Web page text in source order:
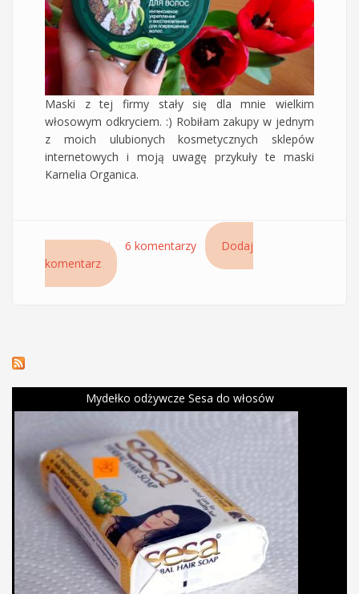
Maski z tej firmy stały się dla mnie wielkim
włosowym odkryciem. :) Robiłam zakupy w jednym
z moich ulubionych kosmetycznych sklepów
internetowych i moją uwagę przykuły te maski
Karnelia Organica.
Czytaj dalejwpis Maska Karelia Organica Organiczna
Brzoza wzmocnienie i odbudowa dla włosów
zniszczonych
6 komentarzy
Dodaj
komentarz
Mydełko odżywcze Sesa do włosów